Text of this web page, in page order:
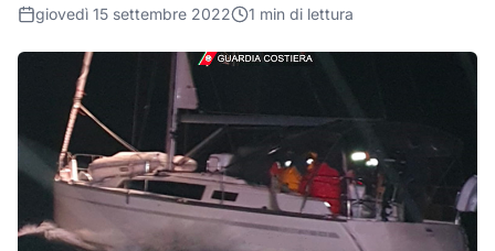
giovedì 15 settembre 2022 1 min di lettura